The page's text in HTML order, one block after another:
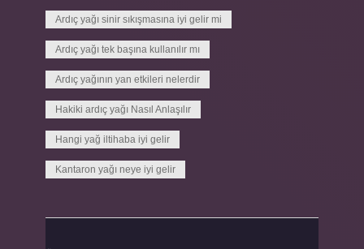
Ardıç yağı sinir sıkışmasına iyi gelir mi
Ardıç yağı tek başına kullanılır mı
Ardıç yağının yan etkileri nelerdir
Hakiki ardıç yağı Nasıl Anlaşılır
Hangi yağ iltihaba iyi gelir
Kantaron yağı neye iyi gelir